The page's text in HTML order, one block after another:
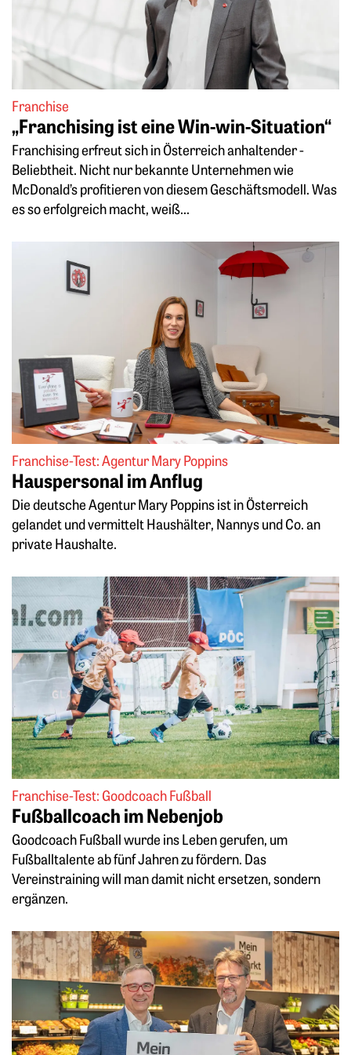
Franchise
„Franchising ist eine Win-win-Situation“
Franchising erfreut sich in Österreich anhaltender ­
Beliebtheit. Nicht nur bekannte ­Unternehmen wie
McDonald’s profitieren von diesem Geschäftsmodell. Was
es so ­erfolgreich macht, weiß...
Franchise-Test: Agentur Mary Poppins
Hauspersonal im Anflug
Die deutsche Agentur Mary Poppins ist in Österreich
gelandet und vermittelt Haushälter, Nannys und Co. an
private Haushalte.
Franchise-Test: Goodcoach Fußball
Fußballcoach im Nebenjob
Goodcoach Fußball wurde ins Leben gerufen, um
Fußballtalente ab fünf Jahren zu fördern. Das
Vereinstraining will man damit nicht ersetzen, sondern
ergänzen.
Weiterlesen: Fußballcoach im Nebenjob
Weiterlesen: Neues Bio-Partner-Franchisekonzept